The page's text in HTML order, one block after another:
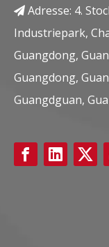
 Adresse: 4.
Industriepark,
Guangdong,
Guangdong,
Guangdguan,